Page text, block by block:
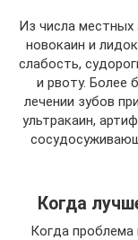
Из числа
новокаин и
слабость,
и рвоту. Более
лечении зубов
ультракаин,
Когда
Когда проблема